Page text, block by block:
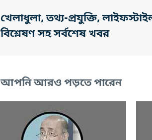
খেলাধুলা, তথ্য-প্রযুক্তি,
বিশ্লেষণ সহ সর্বশেষ খবর
আপনি আরও পড়তে পারেন